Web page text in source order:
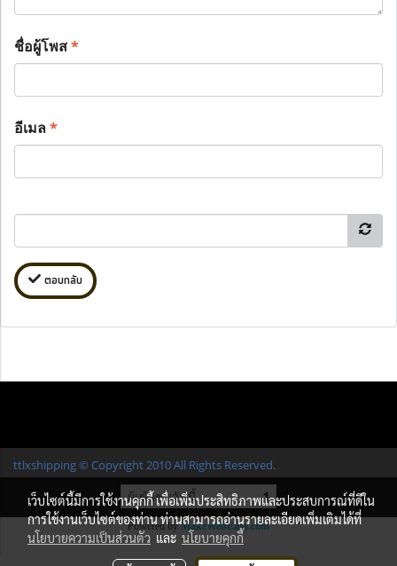
ชื่อผู้โพส*
อีเมล*
ตอบกลับ
ttlxshipping © Copyright 2010 All Rights Reserved.
ผู้เข้าชมวันนี้ 1
Powered byMakeWebEasy.com
เว็บไซต์นี้มีการใช้งานคุกกี้ เพื่อเพิ่มประสิทธิภาพและประสบการณ์ที่ดีใน
การใช้งานเว็บไซต์ของท่าน ท่านสามารถอ่านรายละเอียดเพิ่มเติมได้ที่
นโยบายความเป็นส่วนตัว และ นโยบายคุกกี้